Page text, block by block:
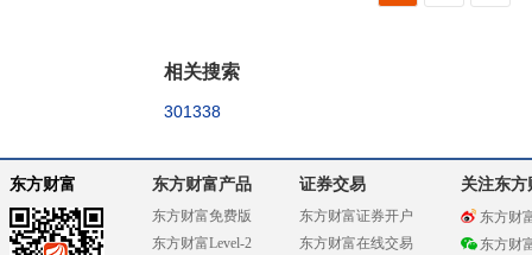
相关搜索
301338
东方财富 东方财富产品
东方财富免费版
东方财富Level-2
证券交易
东方财富证券开户
东方财富在线交易
关注东方
东方财
东方财